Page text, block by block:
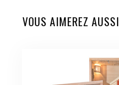
VOUS AIMEREZ AUSSI